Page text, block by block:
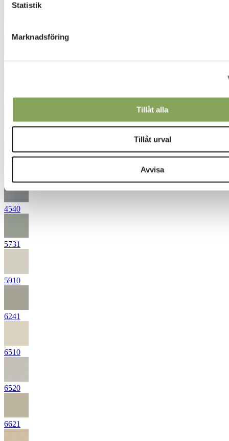
Statistik
Marknadsföring
Tillåt alla
Tillåt urval
Avvisa
3132
4540
5731
5910
6241
6510
6520
6621